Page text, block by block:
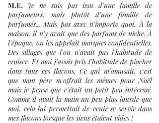
M.E. Je ne suis pas issu d'une famille de
parfumeurs, mais plutôt d'une famille de
parfumés... Mais pas avec n'importe quoi. À la
maison, il n'y avait que des parfums de niche. À
l'époque, on les appelait marques confidentielles.
Des sillages que l'on n'avait pas l'habitude de
croiser. Et moi j'avais pris l'habitude de piocher
dans tous ces flacons. Ce qui m'amusait, c'est
que mon père m'offrait les mêmes pour Noël
mais je pense que c'était un petit peu intéressé.
Comme il avait la main un peu plus lourde que
moi, cela lui permettait de venir se servir dans
mes flacons lorsque les siens étaient vides !